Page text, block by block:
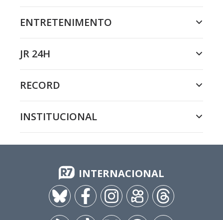
ENTRETENIMENTO
JR 24H
RECORD
INSTITUCIONAL
INTERNACIONAL